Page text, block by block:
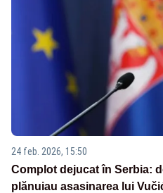
24 feb. 2026, 15:50
Complot dejucat în Serbia:
plănuiau asasinarea lui